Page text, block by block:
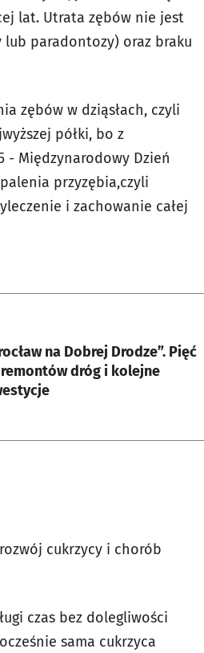
lat. Utrata zębów nie jest
paradontozy) oraz braku
zębów w dziąsłach, czyli
półki, bo z
- Międzynarodowy Dzień
przyzębia,czyli
i zachowanie całej
na Dobrej Drodze”. Pięć
dróg i kolejne
karcie
cukrzycy i chorób
czas bez dolegliwości
sama cukrzyca